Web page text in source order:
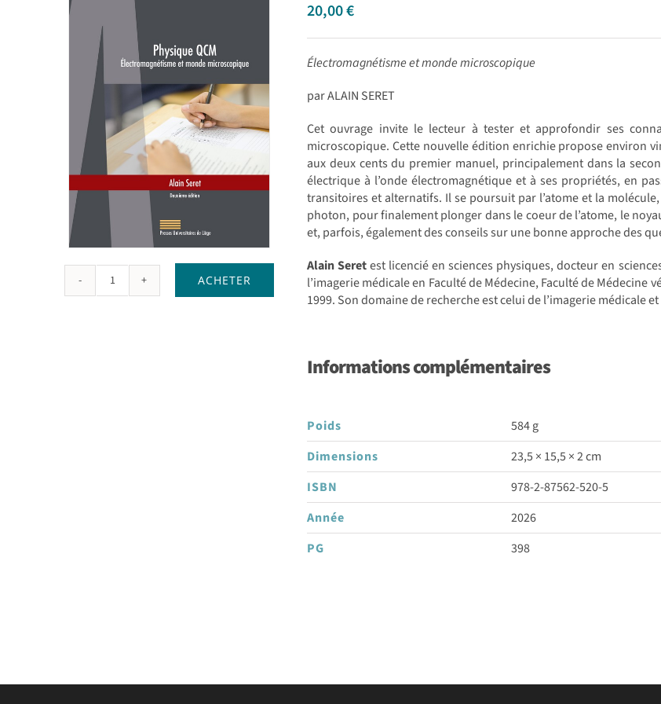
quantité
ACHETER
20,00€
Électromagnétisme et monde microscopique
par ALAIN SERET
Cet ouvrage invite le lecteur à tester et approfondir ses
microscopique. Cette nouvelle édition enrichie propose environ
aux deux cents du premier manuel, principalement dans la
électrique à l’onde électromagnétique et à ses propriétés, en
transitoires et alternatifs. Il se poursuit par l’atome et la
photon, pour finalement plonger dans le coeur de l’atome, le
et, parfois, également des conseils sur une bonne approche des
Alain Seretest licencié en sciences physiques, docteur en
l’imagerie médicale en Faculté de Médecine, Faculté de Médecine
1999. Son domaine de recherche est celui de l’imagerie médicale
Informations complémentaires
Poids
584 g
Dimensions
23,5 × 15,5 × 2 cm
ISBN
978-2-87562-520-5
Année
2026
PG
398